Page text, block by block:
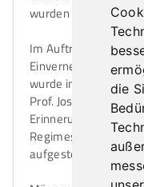
die
wurden symbolische
Im Auftrag der
Einvernehmen mit
wurde im Jahre 1992
Prof. Josef Weinbub
Erinnerung an die
Regimes
aufgestellt.